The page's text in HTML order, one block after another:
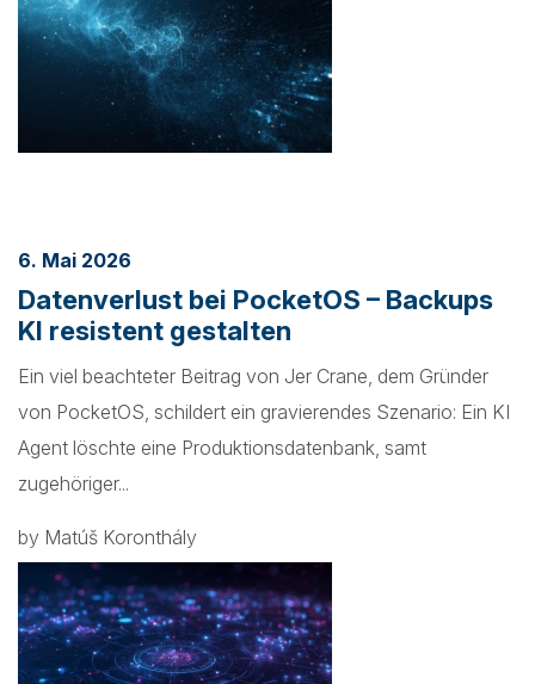
6. Mai 2026
Datenverlust bei PocketOS – Backups
KI resistent gestalten
Ein viel beachteter Beitrag von Jer Crane, dem Gründer
von PocketOS, schildert ein gravierendes Szenario: Ein KI
Agent löschte eine Produktionsdatenbank, samt
zugehöriger...
by Matúš Koronthály